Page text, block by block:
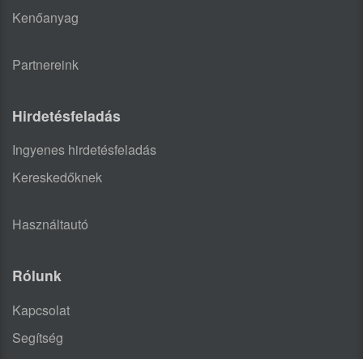
Kenőanyag
Partnereink
Hirdetésfeladás
Ingyenes hirdetésfeladás
Kereskedőknek
Használtautó
Rólunk
Kapcsolat
Segítség